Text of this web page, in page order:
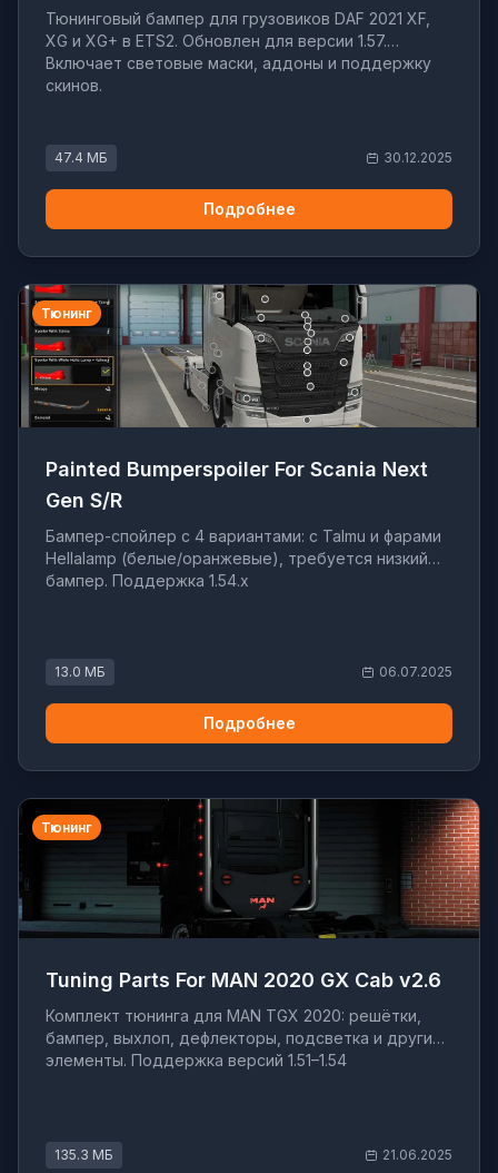
Тюнинговый бампер для грузовиков DAF 2021 XF,
XG и XG+ в ETS2. Обновлен для версии 1.57.
Включает световые маски, аддоны и поддержку
скинов.
47.4 МБ 30.12.2025
Подробнее
Тюнинг
Painted Bumperspoiler For Scania Next
Gen S/R
Бампер-спойлер с 4 вариантами: с Talmu и фарами
Hellalamp (белые/оранжевые), требуется низкий
бампер. Поддержка 1.54.x
13.0 МБ 06.07.2025
Подробнее
Тюнинг
Tuning Parts For MAN 2020 GX Cab v2.6
Комплект тюнинга для MAN TGX 2020: решётки,
бампер, выхлоп, дефлекторы, подсветка и другие
элементы. Поддержка версий 1.51–1.54
135.3 МБ 21.06.2025